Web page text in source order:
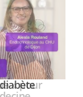
Youtube